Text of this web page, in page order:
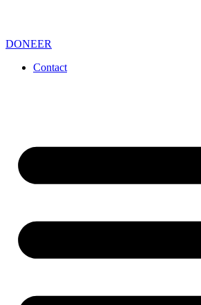
DONEER
Contact